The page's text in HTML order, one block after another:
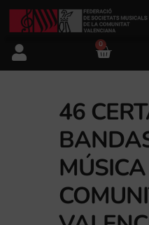
FSMCV
Áreas de gestión
Área educativa
Área artística
0
46